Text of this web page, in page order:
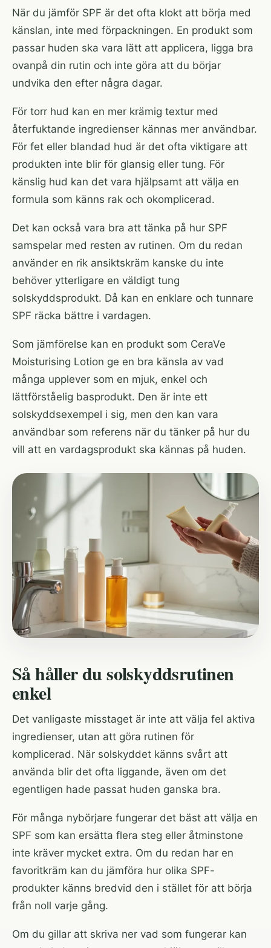
När du jämför SPF är det ofta klokt att börja med
känslan, inte med förpackningen. En produkt som
passar huden ska vara lätt att applicera, ligga bra
ovanpå din rutin och inte göra att du börjar
undvika den efter några dagar.
För torr hud kan en mer krämig textur med
återfuktande ingredienser kännas mer användbar.
För fet eller blandad hud är det ofta viktigare att
produkten inte blir för glansig eller tung. För
känslig hud kan det vara hjälpsamt att välja en
formula som känns rak och okomplicerad.
Det kan också vara bra att tänka på hur SPF
samspelar med resten av rutinen. Om du redan
använder en rik ansiktskräm kanske du inte
behöver ytterligare en väldigt tung
solskyddsprodukt. Då kan en enklare och tunnare
SPF räcka bättre i vardagen.
Som jämförelse kan en produkt som CeraVe
Moisturising Lotion ge en bra känsla av vad
många upplever som en mjuk, enkel och
lättförståelig basprodukt. Den är inte ett
solskyddsexempel i sig, men den kan vara
användbar som referens när du tänker på hur du
vill att en vardagsprodukt ska kännas på huden.
Så håller du solskyddsrutinen
enkel
Det vanligaste misstaget är inte att välja fel aktiva
ingredienser, utan att göra rutinen för
komplicerad. När solskyddet känns svårt att
använda blir det ofta liggande, även om det
egentligen hade passat huden ganska bra.
För många nybörjare fungerar det bäst att välja en
SPF som kan ersätta flera steg eller åtminstone
inte kräver mycket extra. Om du redan har en
favoritkräm kan du jämföra hur olika SPF-
produkter känns bredvid den i stället för att börja
från noll varje gång.
Om du gillar att skriva ner vad som fungerar kan